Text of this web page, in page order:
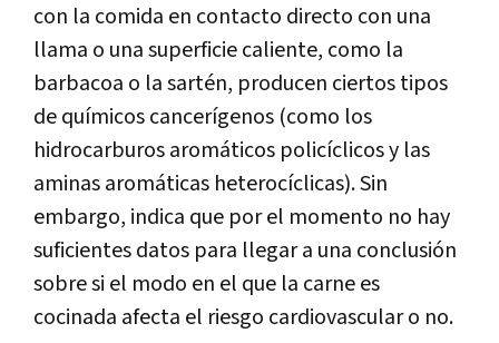
con la comida en contacto directo con una
llama o una superficie caliente, como la
barbacoa o la sartén, producen ciertos tipos
de químicos cancerígenos (como los
hidrocarburos aromáticos policíclicos y las
aminas aromáticas heterocíclicas). Sin
embargo, indica que por el momento no hay
suficientes datos para llegar a una conclusión
sobre si el modo en el que la carne es
cocinada afecta el riesgo cardiovascular o no.